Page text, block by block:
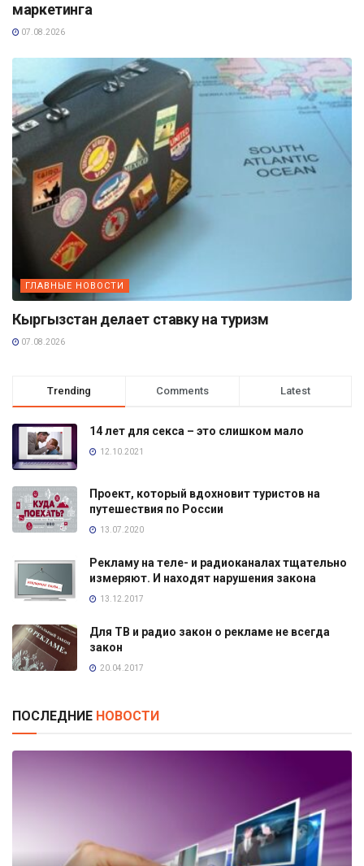
маркетинга
07.08.2026
ГЛАВНЫЕ НОВОСТИ
Кыргызстан делает ставку на туризм
07.08.2026
Trending Comments Latest
14 лет для секса – это слишком мало
12.10.2021
Проект, который вдохновит туристов на
путешествия по России
13.07.2020
Рекламу на теле- и радиоканалах тщательно
измеряют. И находят нарушения закона
13.12.2017
Для ТВ и радио закон о рекламе не всегда
закон
20.04.2017
ПОСЛЕДНИЕ НОВОСТИ